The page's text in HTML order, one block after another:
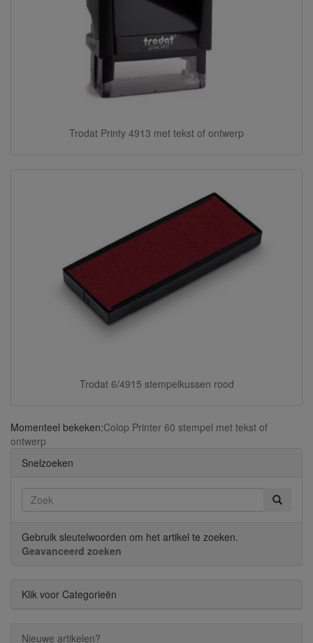
Trodat Printy 4913 met tekst of ontwerp
Trodat 6/4915 stempelkussen rood
Momenteel bekeken:Colop Printer 60 stempel met tekst of
ontwerp
Snelzoeken
Gebruik sleutelwoorden om het artikel te zoeken.
Geavanceerd zoeken
Klik voor Categorieën
Nieuwe artikelen?